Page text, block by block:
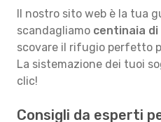
Il nostro sito web è la tua
scandagliamo centinaia
scovare il rifugio perfetto
La sistemazione dei tuoi
clic!
Consigli da esperti